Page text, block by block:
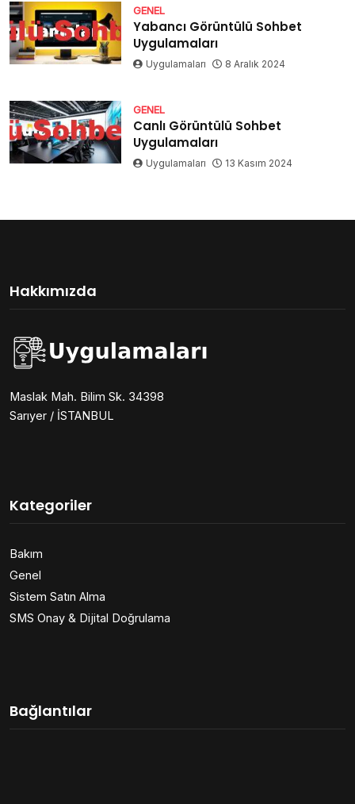
GENEL
Yabancı Görüntülü Sohbet
Uygulamaları
Uygulamaları 8 Aralık 2024
GENEL
Canlı Görüntülü Sohbet
Uygulamaları
Uygulamaları 13 Kasım 2024
Hakkımızda
Maslak Mah. Bilim Sk. 34398
Sarıyer / İSTANBUL
Kategoriler
Bakım
Genel
Sistem Satın Alma
SMS Onay & Dijital Doğrulama
Bağlantılar